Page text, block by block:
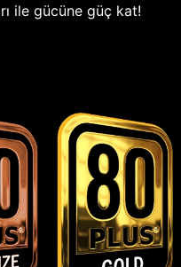
ile gücüne güç kat!